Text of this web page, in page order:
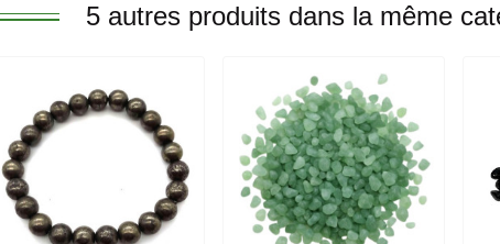
5 autres produits dans la même